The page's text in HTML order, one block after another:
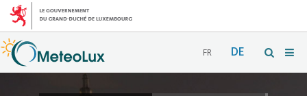
FR DE